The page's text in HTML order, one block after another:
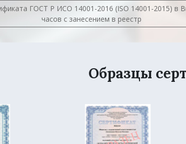
ГОСТ Р ИСО 14001-2016 (ISO 14001-2015) в
часов с занесением в реестр
Образцы